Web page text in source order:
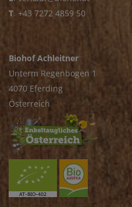
T. +43 7272 4859 50
Biohof Achleitner
Unterm Regenbogen 1
4070 Eferding
Österreich